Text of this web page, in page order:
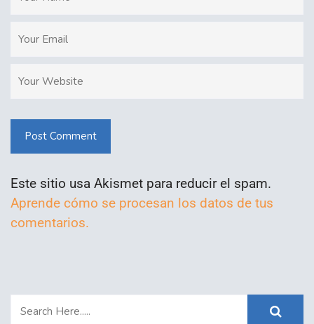
Post Comment
Este sitio usa Akismet para reducir el spam.
Aprende cómo se procesan los datos de tus
comentarios.